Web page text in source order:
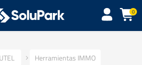
0
Herramientas IMMO